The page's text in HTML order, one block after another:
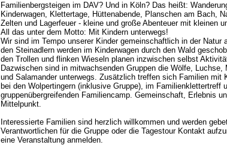
Familienbergsteigen im DAV? Und in Köln? Das heißt:
Kinderwagen, Klettertage, Hüttenabende, Planschen am Bach,
Zelten und Lagerfeuer - kleine und große Abenteuer mit kleinen
All das unter dem Motto: Mit Kindern unterwegs!
Wir sind im Tempo unserer Kinder gemeinschaftlich in der Natur
den Steinadlern werden im Kinderwagen durch den Wald
den Trollen und flinken Wieseln planen inzwischen selbst
Dazwischen sind in mitwachsenden Gruppen die Wölfe, Luchse,
und Salamander unterwegs. Zusätzlich treffen sich Familien mit
bei den Wolpertingern (inklusive Gruppe), im Familienklettertreff
gruppenübergreifenden Familiencamp. Gemeinschaft, Erlebnis
Mittelpunkt.
Interessierte Familien sind herzlich willkommen und werden
Verantwortlichen für die Gruppe oder die Tagestour Kontakt
eine Veranstaltung anmelden.